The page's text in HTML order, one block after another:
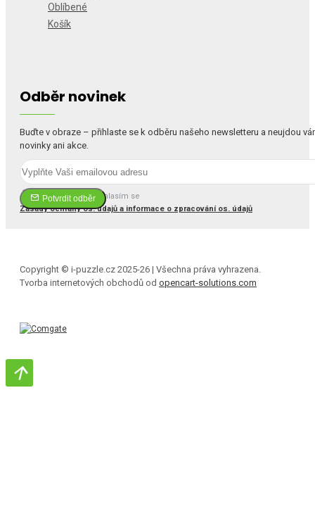
Oblíbené
Košík
Odběr novinek
Buďte v obraze – přihlaste se k odběru našeho newsletteru a neujdou
novinky ani akce.
Potvrdit odběr
Četl(a) jsem a souhlasím se
Zásady ochrany os. údajů a informace o zpracování os. údajů
Copyright © i-puzzle.cz 2025-26 | Všechna práva vyhrazena.
Tvorba internetových obchodů od opencart-solutions.com